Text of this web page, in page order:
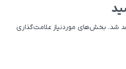
شد. بخش‌های موردنیاز علامت‌گذاری